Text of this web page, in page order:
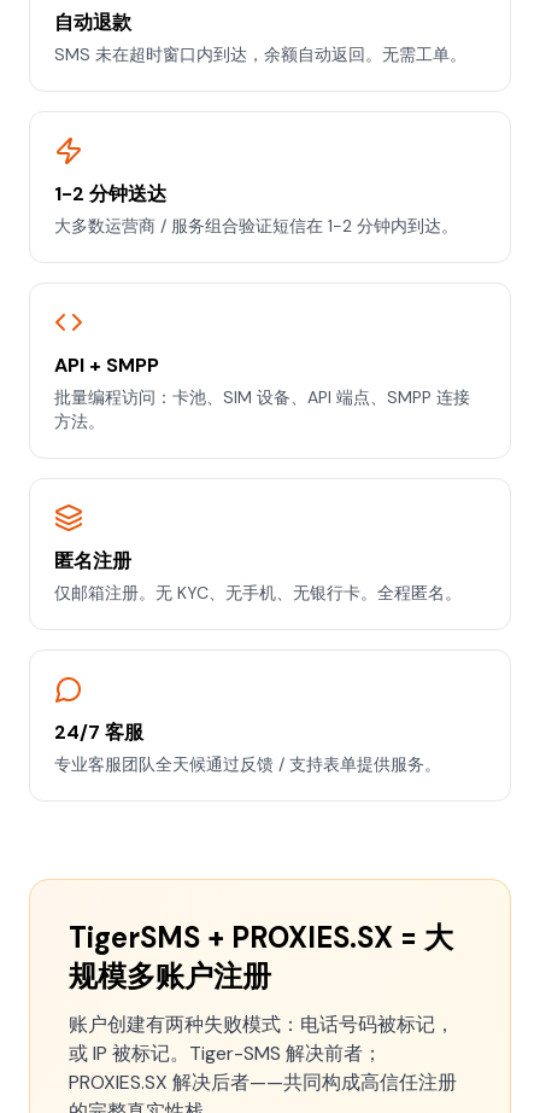
自动退款
SMS 未在超时窗口内到达，余额自动返回。无需工单。
1-2 分钟送达
大多数运营商 / 服务组合验证短信在 1-2 分钟内到达。
API + SMPP
批量编程访问：卡池、SIM 设备、API 端点、SMPP 连接
方法。
匿名注册
仅邮箱注册。无 KYC、无手机、无银行卡。全程匿名。
24/7 客服
专业客服团队全天候通过反馈 / 支持表单提供服务。
TigerSMS + PROXIES.SX = 大
规模多账户注册
账户创建有两种失败模式：电话号码被标记，
或 IP 被标记。Tiger-SMS 解决前者；
PROXIES.SX 解决后者——共同构成高信任注册